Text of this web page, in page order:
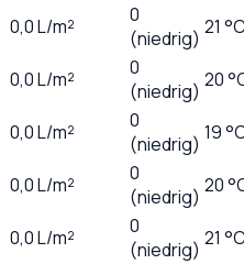
0,0L/m²
0
(niedrig) 21
0,0L/m²
0
(niedrig) 20
0,0L/m²
0
(niedrig) 19
0,0L/m²
0
(niedrig) 20
0,0L/m²
0
(niedrig) 21